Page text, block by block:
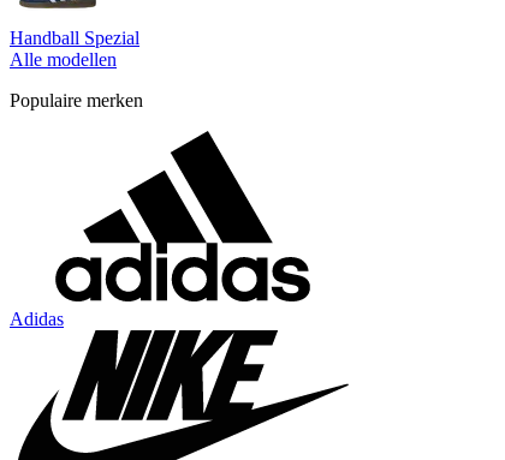
Handball Spezial
Alle modellen
Populaire merken
Adidas